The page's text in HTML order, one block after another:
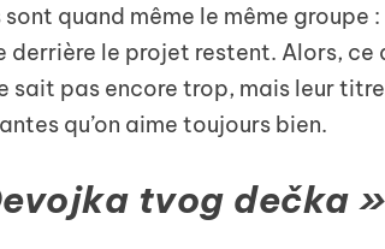
quand même le même groupe :
derrière le projet restent. Alors,
sait pas encore trop, mais leur
qu’on aime toujours bien.
tvog dečka »